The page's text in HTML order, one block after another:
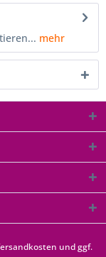
mehr
und ggf.